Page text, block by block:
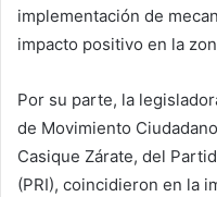
implementación de
impacto positivo en la
Por su parte, la
de Movimiento
Casique Zárate, del
(PRI), coincidieron en la